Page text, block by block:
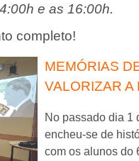
e as 16:00h.
completo!
MEMÓRIAS
VALORIZAR A
No passado dia 1
encheu-se de
com os alunos do